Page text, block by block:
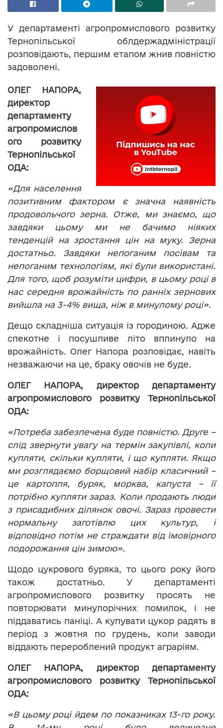
У департаменті агропромислового розвитку
Тернопільської облдержадміністрації
розповідають, першим етапом жнив повністю
задоволені.
ОЛЕГ НАПОРА,
директор
департаменту
агропромислов
ого розвитку
Тернопільської
ОДА:
«Для населення
позитивним фактором є значна наявність
продовольчого зерна. Отже, ми знаємо, що
завдяки цьому ми не бачимо ніяких
тенденцій на зростання цін на муку. Зерна
достатньо. Завдяки непоганим посівам та
непоганим технологіям, які були використані.
Для того, щоб розуміти цифри, в цьому році в
нас середня врожайність по ранніх зернових
вийшла на 3-4% вища, ніж в минулому році».
Дещо складніша ситуація із городиною. Адже
спекотне і посушливе літо вплинуло на
врожайність. Олег Напора розповідає, навіть
незважаючи на це, браку овочів не буде.
ОЛЕГ НАПОРА, директор департаменту
агропромислового розвитку Тернопільської
ОДА:
«Потреба забезпечена буде повністю. Друге –
слід звернути увагу на термін закупівлі, коли
купляти, скільки купляти, і що купляти. Якщо
ми розглядаємо борщовий набір класичний –
це картопля, буряк, морква, капуста – її
потрібно купляти зараз. Коли продають люди
з присадибних ділянок овочі. Зараз провести
нормальну заготівлю цих культур, і
відповідно потім не страждати від імовірного
подорожання цін зимою».
Щодо цукрового буряка, то цього року його
також достатньо. У департаменті
агропромислового розвитку просять не
повторювати минулорічних помилок, і не
піддаватись паніці. А купувати цукор радять в
період з жовтня по грудень, коли заводи
віддають перероблений продукт аграріям.
ОЛЕГ НАПОРА, директор департаменту
агропромислового розвитку Тернопільської
ОДА:
«В цьому році йдем по показниках 13-го року.